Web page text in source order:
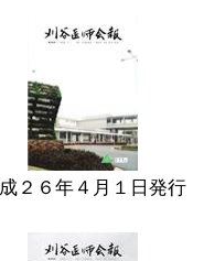
２６年４月１日発行